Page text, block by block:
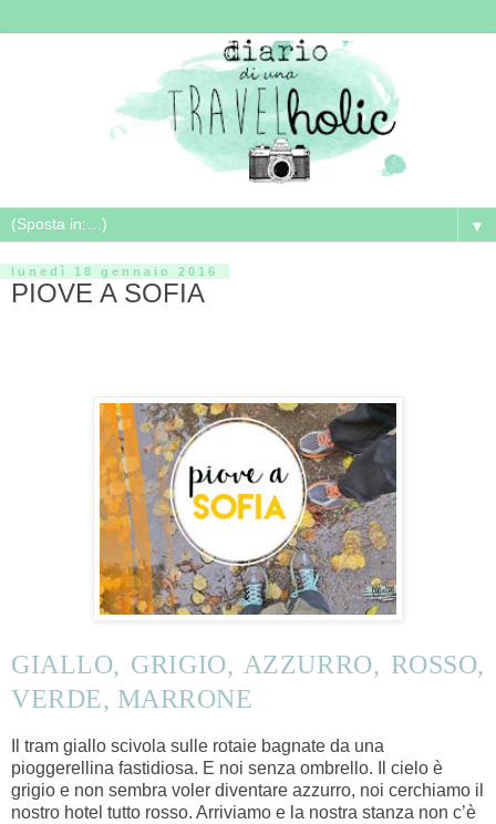
▼
lunedì 18 gennaio 2016
PIOVE A SOFIA
GIALLO, GRIGIO, AZZURRO, ROSSO,
VERDE, MARRONE
Il tram giallo scivola sulle rotaie bagnate da una
pioggerellina fastidiosa. E noi senza ombrello. Il cielo è
grigio e non sembra voler diventare azzurro, noi cerchiamo il
nostro hotel tutto rosso. Arriviamo e la nostra stanza non c’è